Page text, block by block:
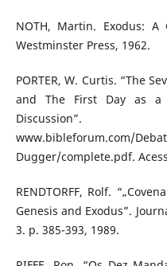
NOTH, Martin. Exodus: A
Westminster Press, 1962.
PORTER, W. Curtis. “The
and The First Day as
www.bibleforum.com/
Dugger/complete.pdf.
RENDTORFF, Rolf.
Genesis and Exodus”.
3. p. 385-393, 1989.